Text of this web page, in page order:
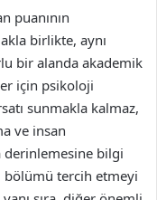
puanının
birlikte, aynı
bir alanda akademik
için psikoloji
sunmakla kalmaz,
ve insan
derinlemesine bilgi
bölümü tercih etmeyi